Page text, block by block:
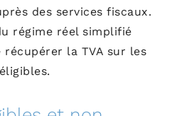
des services fiscaux.
régime réel simplifié
récupérer la TVA sur les